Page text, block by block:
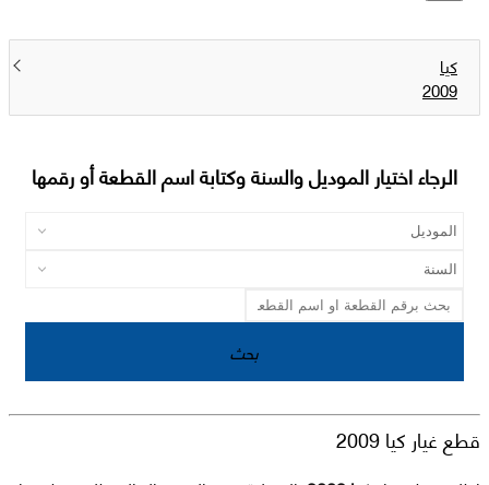
كيا
2009
الرجاء اختيار الموديل والسنة وكتابة اسم القطعة أو رقمها
بحث
قطع غيار كيا 2009